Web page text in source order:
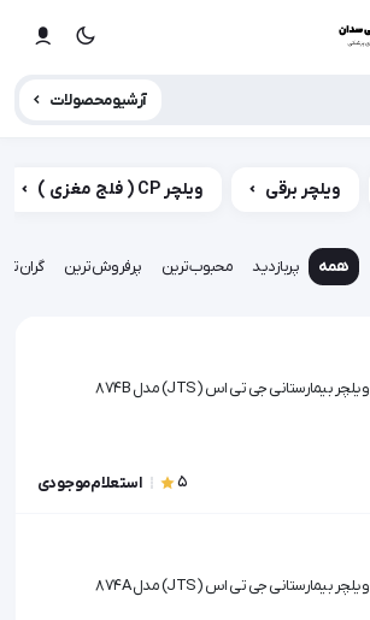
آرشیو محصولات
ویلچر برقی ویلچر CP ( فلج مغزی )
همه پربازدید محبوب‌ترین پرفروش‌ترین
ویلچر بیمارستانی جی تی اس (JTS) مدل 874B
5 استعلام موجودی
ویلچر بیمارستانی جی تی اس (JTS) مدل 874A